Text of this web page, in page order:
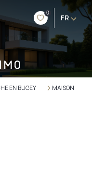
0
FR
EN BUGEY MAISON